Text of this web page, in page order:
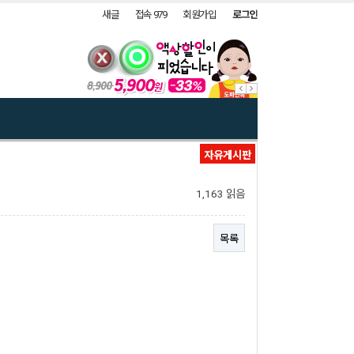
새글 접속 979 회원가입 로그인
자유게시판
1,163 읽음
목록